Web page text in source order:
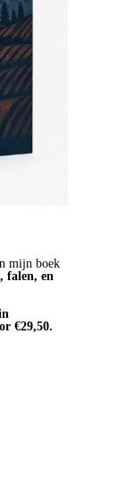
mijn boek
falen, en
€29,50.